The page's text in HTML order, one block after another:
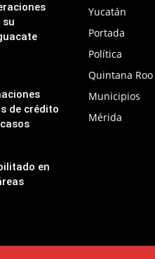
su
de crédito
en
Yucatán
Portada
Política
Quintana Roo
Municipios
Mérida